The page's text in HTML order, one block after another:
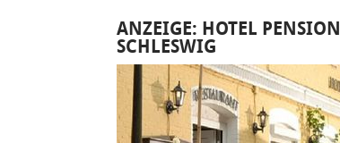
ANZEIGE: HOTEL PENSION
SCHLESWIG